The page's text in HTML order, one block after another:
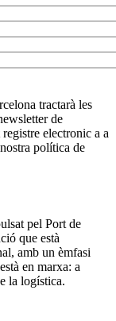
tractarà les
de
electronic a a
política de
pel Port de
que està
amb un èmfasi
en marxa: a
la logística.